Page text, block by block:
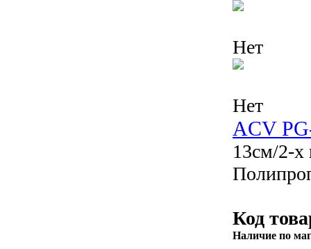
Нет
Нет
ACV
13см/2-х
Код
Наличие по